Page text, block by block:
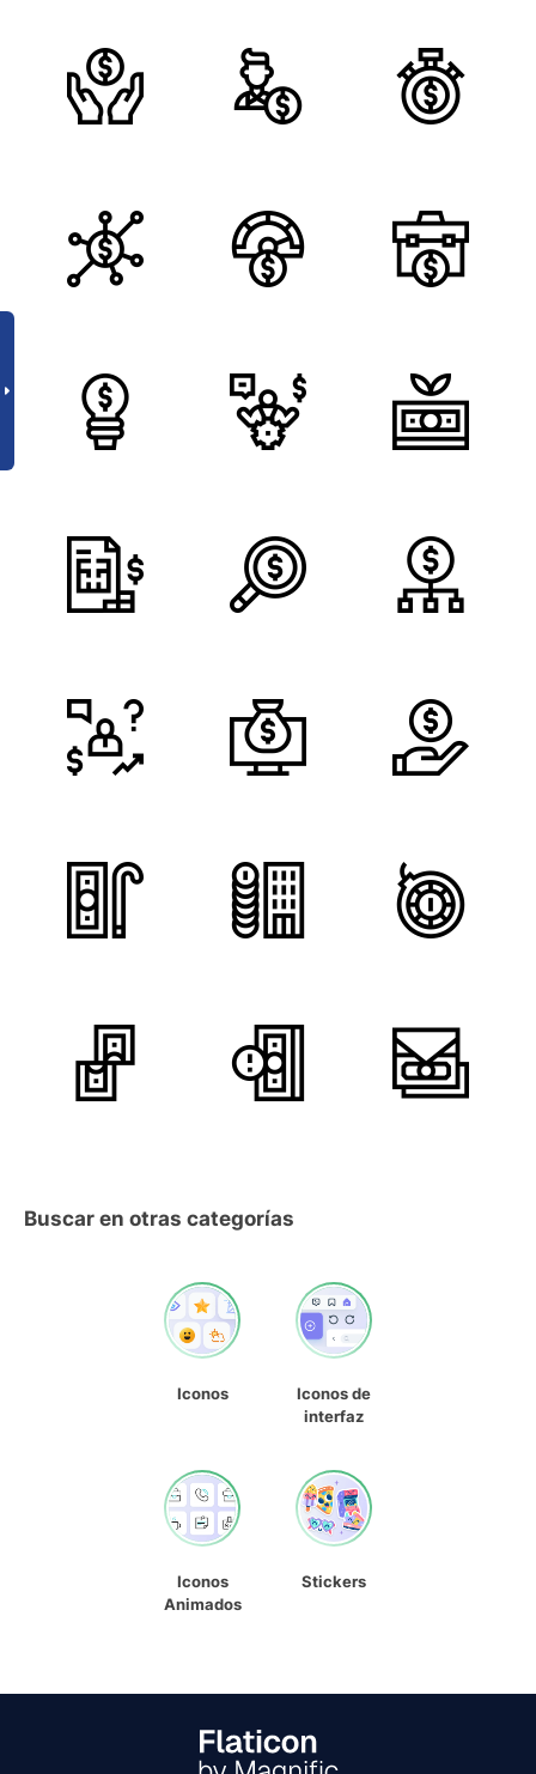
Buscar en otras categorías
Iconos
Iconos de
interfaz
Iconos
Animados
Stickers